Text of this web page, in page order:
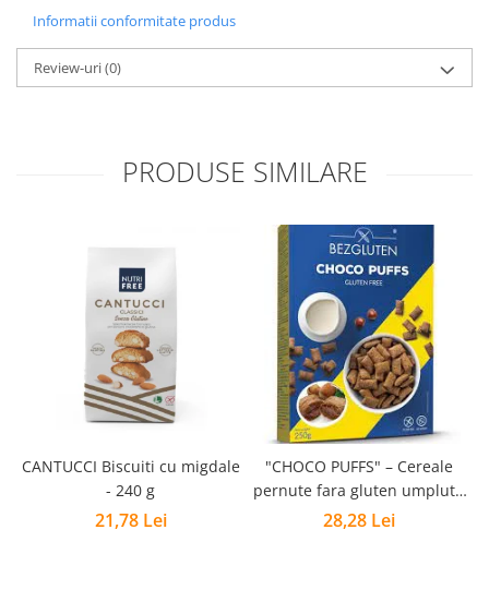
Informatii conformitate produs
Review-uri(0)
PRODUSE SIMILARE
CANTUCCI Biscuiti cu migdale
- 240 g
21,78 Lei
"CHOCO PUFFS" – Cereale
pernute fara gluten umplute
cu crema de alune - 250g
28,28 Lei